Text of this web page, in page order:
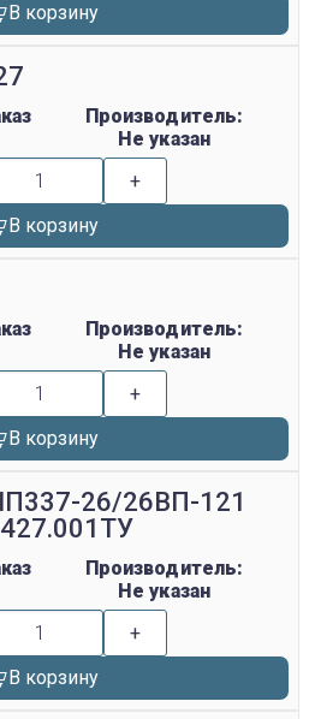
В корзину
Производитель:
Не указан
+
В корзину
Производитель:
Не указан
+
В корзину
26/26ВП-121
Производитель:
Не указан
+
В корзину